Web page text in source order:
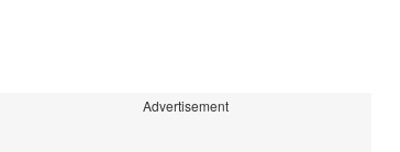
Advertisement